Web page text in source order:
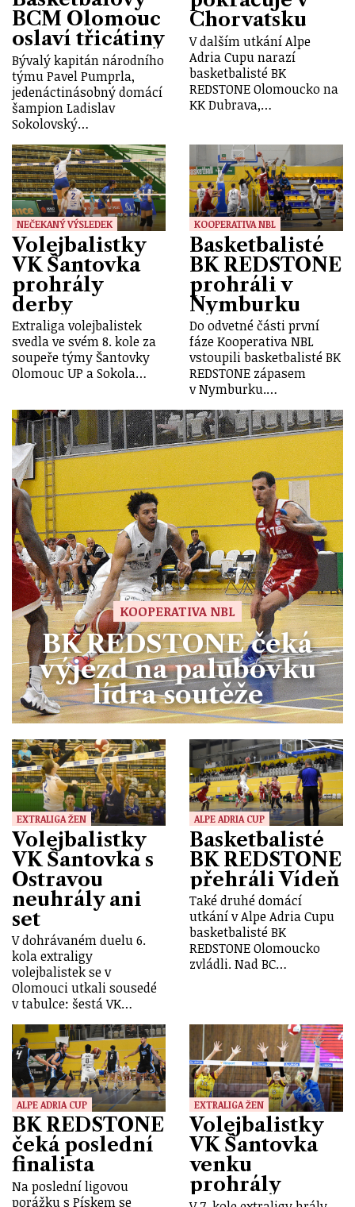
BCM Olomouc
oslaví třicátiny
Bývalý kapitán národního
týmu Pavel Pumprla,
jedenáctinásobný domácí
šampion Ladislav
Sokolovský…
Chorvatsku
V dalším utkání Alpe
Adria Cupu narazí
basketbalisté BK
REDSTONE Olomoucko na
KK Dubrava,…
NEČEKANÝ VÝSLEDEK
Volejbalistky
VK Šantovka
prohrály
derby
Extraliga volejbalistek
svedla ve svém 8. kole za
soupeře týmy Šantovky
Olomouc UP a Sokola…
KOOPERATIVA NBL
Basketbalisté
BK REDSTONE
prohráli v
Nymburku
Do odvetné části první
fáze Kooperativa NBL
vstoupili basketbalisté BK
REDSTONE zápasem
v Nymburku.…
KOOPERATIVA NBL
BK REDSTONE čeká
výjezd na palubovku
lídra soutěže
EXTRALIGA ŽEN
Volejbalistky
VK Šantovka s
Ostravou
neuhrály ani
set
V dohrávaném duelu 6.
kola extraligy
volejbalistek se v
Olomouci utkali sousedé
v tabulce: šestá VK…
ALPE ADRIA CUP
Basketbalisté
BK REDSTONE
přehráli Vídeň
Také druhé domácí
utkání v Alpe Adria Cupu
basketbalisté BK
REDSTONE Olomoucko
zvládli. Nad BC…
ALPE ADRIA CUP
BK REDSTONE
čeká poslední
finalista
Na poslední ligovou
porážku s Pískem se
EXTRALIGA ŽEN
Volejbalistky
VK Šantovka
venku
prohrály